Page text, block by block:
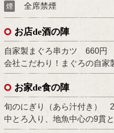
煙 全席禁煙
お店de酒の陣
自家製まぐろ串カツ 660円
会社こだわり！まぐろの自家
お家de食の陣
旬のにぎり（あら汁付き）
中とろ入り、地魚中心の9貫